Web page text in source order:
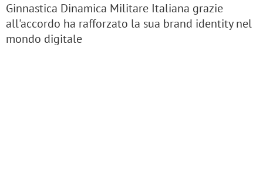
Ginnastica Dinamica Militare Italiana grazie
all'accordo ha rafforzato la sua brand identity nel
mondo digitale